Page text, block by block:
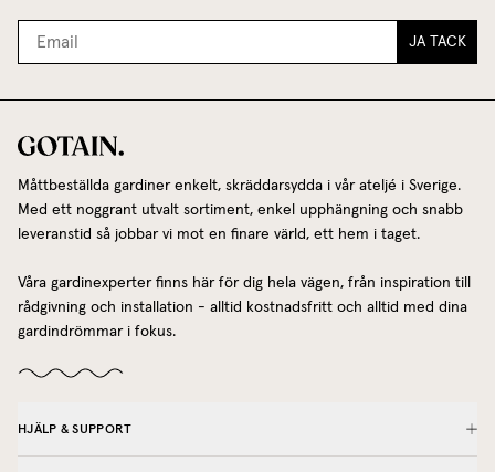
JA TACK
Måttbeställda gardiner enkelt, skräddarsydda i vår ateljé i Sverige.
Med ett noggrant utvalt sortiment, enkel upphängning och snabb
leveranstid så jobbar vi mot en finare värld, ett hem i taget.
Våra gardinexperter finns här för dig hela vägen, från inspiration till
rådgivning och installation - alltid kostnadsfritt och alltid med dina
gardindrömmar i fokus.
HJÄLP & SUPPORT